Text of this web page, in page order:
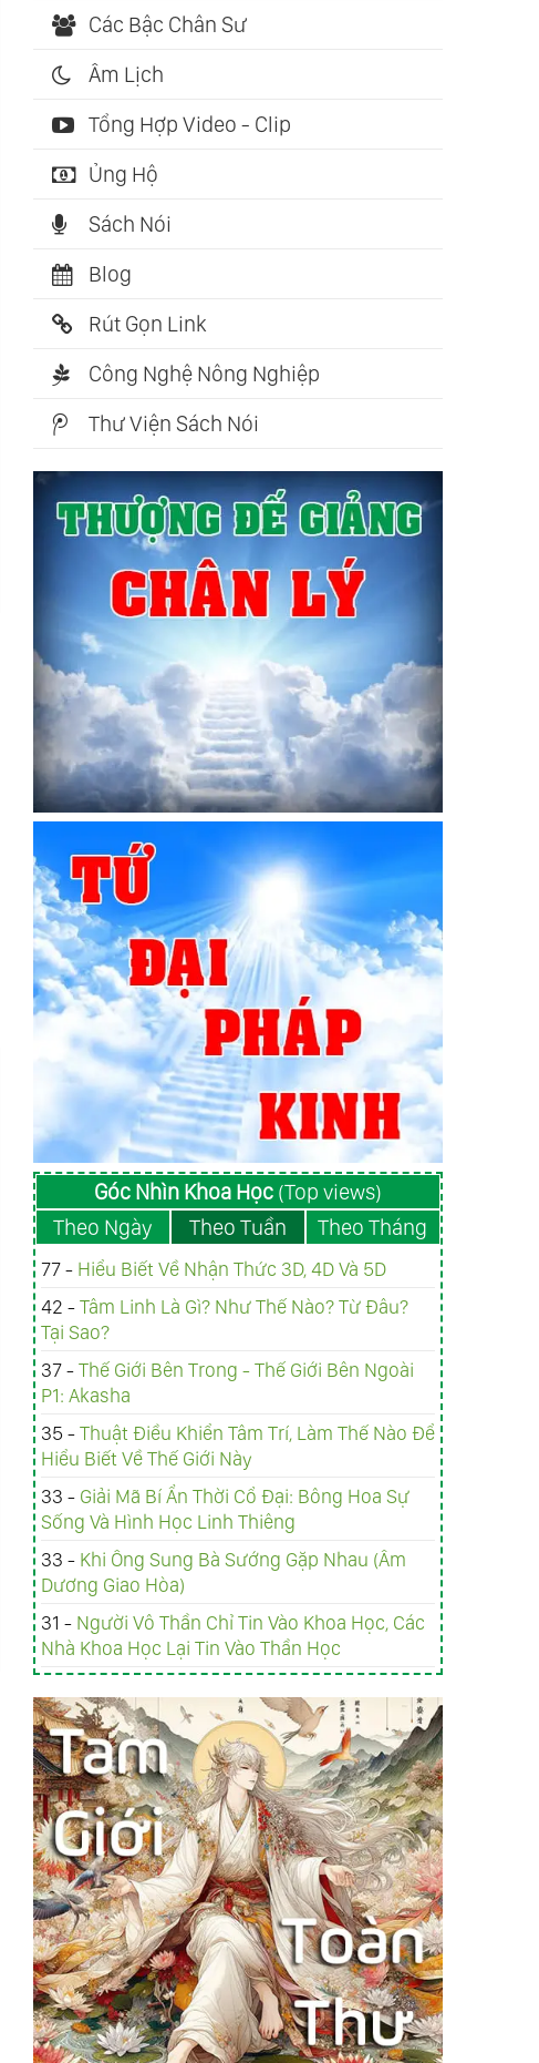
Các Bậc Chân Sư
Âm Lịch
Tổng Hợp Video - Clip
Ủng Hộ
Sách Nói
Blog
Rút Gọn Link
Công Nghệ Nông Nghiệp
Thư Viện Sách Nói
Góc Nhìn Khoa Học(Top views)
Theo Ngày
Theo Tuần Theo Tháng
77 - Hiểu Biết Về Nhận Thức 3D, 4D Và 5D
42 -Tâm Linh Là Gì? Như Thế Nào? Từ Đâu?
Tại Sao?
37 -Thế Giới Bên Trong - Thế Giới Bên Ngoài
P1: Akasha
35 -Thuật Điều Khiển Tâm Trí, Làm Thế Nào Để
Hiểu Biết Về Thế Giới Này
33 - Giải Mã Bí Ẩn Thời Cổ Đại: Bông Hoa Sự
Sống Và Hình Học Linh Thiêng
33 - Khi Ông Sung Bà Sướng Gặp Nhau (Âm
Dương Giao Hòa)
31 - Người Vô Thần Chỉ Tin Vào Khoa Học, Các
Nhà Khoa Học Lại Tin Vào Thần Học